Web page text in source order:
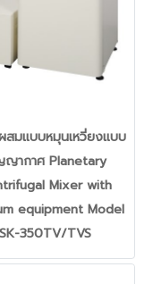
สมแบบหมุนเหวี่ยงแบบ
ากาศ Planetary
Mixer with
equipment Model
SK-350TV/TVS